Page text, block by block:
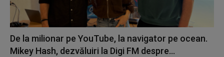
De la milionar pe YouTube, la navigator pe ocean.
Mikey Hash, dezvăluiri la Digi FM despre...